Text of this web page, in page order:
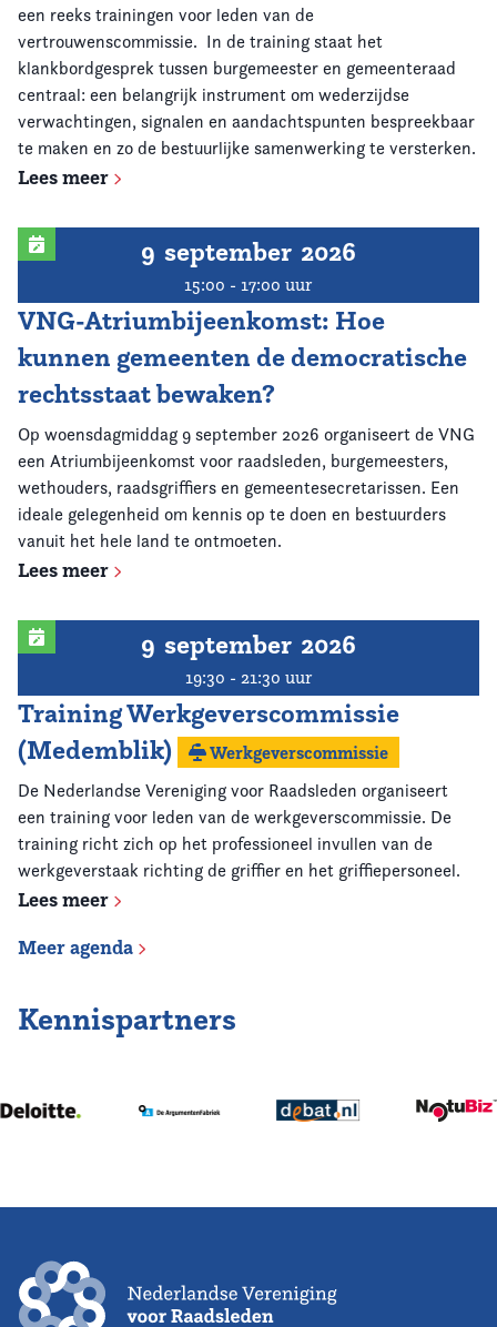
een reeks trainingen voor leden van de
vertrouwenscommissie. In de training staat het
klankbordgesprek tussen burgemeester en gemeenteraad
centraal: een belangrijk instrument om wederzijdse
verwachtingen, signalen en aandachtspunten bespreekbaar
te maken en zo de bestuurlijke samenwerking te versterken.
Lees meer
9 september 2026
15:00 - 17:00 uur
VNG-Atriumbijeenkomst: Hoe
kunnen gemeenten de democratische
rechtsstaat bewaken?
Op woensdagmiddag 9 september 2026 organiseert de VNG
een Atriumbijeenkomst voor raadsleden, burgemeesters,
wethouders, raadsgriffiers en gemeentesecretarissen. Een
ideale gelegenheid om kennis op te doen en bestuurders
vanuit het hele land te ontmoeten.
Lees meer
9 september 2026
19:30 - 21:30 uur
Training Werkgeverscommissie
(Medemblik)
Werkgeverscommissie
De Nederlandse Vereniging voor Raadsleden organiseert
een training voor leden van de werkgeverscommissie. De
training richt zich op het professioneel invullen van de
werkgeverstaak richting de griffier en het griffiepersoneel.
Lees meer
Meer agenda
Kennispartners